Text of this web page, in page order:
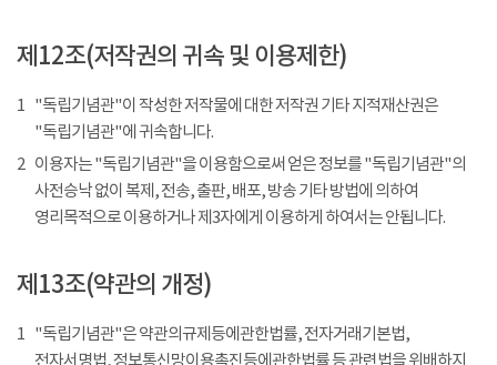
제12조(저작권의 귀속 및 이용제한)
1 "독립기념관"이 작성한 저작물에 대한 저작권 기타 지적재산권은
"독립기념관"에 귀속합니다.
2 이용자는 "독립기념관"을 이용함으로써 얻은 정보를 "독립기념관"의
사전승낙 없이 복제, 전송, 출판, 배포, 방송 기타 방법에 의하여
영리목적으로 이용하거나 제3자에게 이용하게 하여서는 안됩니다.
제13조(약관의 개정)
1 "독립기념관"은 약관의규제등에관한법률, 전자거래기본법,
전자서명법, 정보통신망이용촉진등에관한법률 등 관련법을 위배하지